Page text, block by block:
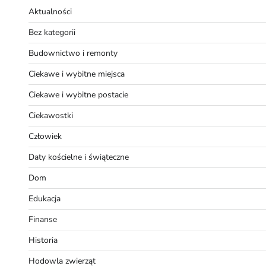
Aktualności
Bez kategorii
Budownictwo i remonty
Ciekawe i wybitne miejsca
Ciekawe i wybitne postacie
Ciekawostki
Człowiek
Daty kościelne i świąteczne
Dom
Edukacja
Finanse
Historia
Hodowla zwierząt